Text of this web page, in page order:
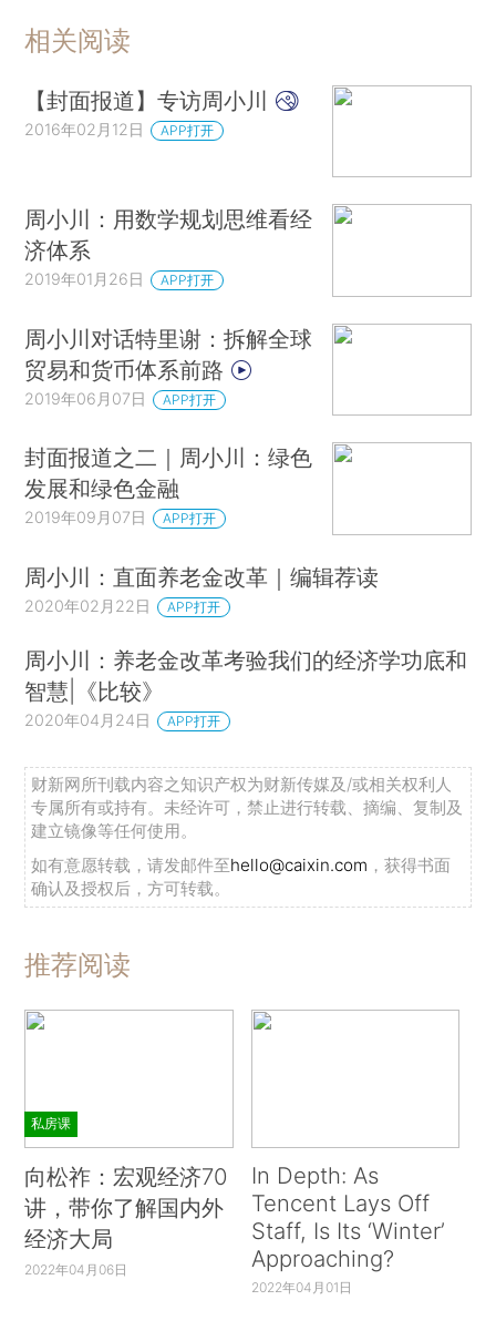
相关阅读
【封面报道】专访周小川
2016年02月12日 APP打开
周小川：用数学规划思维看经
济体系
2019年01月26日 APP打开
周小川对话特里谢：拆解全球
贸易和货币体系前路
2019年06月07日 APP打开
封面报道之二｜周小川：绿色
发展和绿色金融
2019年09月07日 APP打开
周小川：直面养老金改革｜编辑荐读
2020年02月22日 APP打开
周小川：养老金改革考验我们的经济学功底和
智慧|《比较》
2020年04月24日 APP打开
财新网所刊载内容之知识产权为财新传媒及/或相关权利人
专属所有或持有。未经许可，禁止进行转载、摘编、复制及
建立镜像等任何使用。
如有意愿转载，请发邮件至hello@caixin.com ，获得书面
确认及授权后，方可转载。
推荐阅读
私房课
向松祚：宏观经济70
讲，带你了解国内外
经济大局
2022年04月06日
In Depth: As
Tencent Lays Off
Staff, Is Its ‘Winter’
Approaching?
2022年04月01日